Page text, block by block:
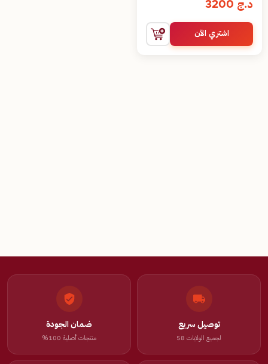
د.ج
اشتري الآن
توصيل سريع
لجميع الولايات 58
ضمان الجودة
منتجات أصلية 100%